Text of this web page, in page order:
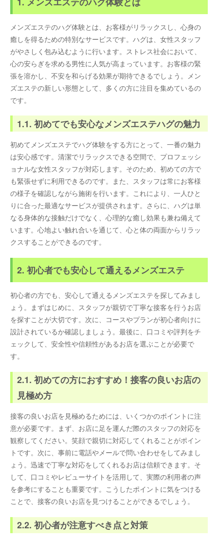
メンズエステのハグ体験とは、お客様がリラックスし、心身の
癒しを得るための特別なサービスです。ハグは、女性スタッフ
がやさしく包み込むように行います。ストレス社会において、
心の安らぎを求める男性に人気が高まっています。お客様の緊
張を溶かし、不安を和らげる効果が期待できるでしょう。メン
ズエステの新しい形態として、多くの方に注目を集めているの
です。
1.1. 初めてでも安心なメンズエステハグの魅力
初めてメンズエステでハグ体験をする方にとって、一番の魅力
は安心感です。清潔でリラックスできる空間で、プロフェッシ
ョナルな女性スタッフが対応します。そのため、初めての方で
も緊張せずに利用できるのです。また、スタッフは常にお客様
の様子を確認しながら施術を行います。これにより、一人ひと
りに合った最適なサービスが提供されます。さらに、ハグは単
なる身体的な接触だけでなく、心理的な癒し効果も兼ね備えて
います。心地よい触れ合いを通じて、心と体の両面からリラッ
クスすることができるのです。
2. 初心者でも安心して通えるメンズエステ
初心者の方でも、安心して通えるメンズエステを探してみまし
ょう。まずはじめに、スタッフが親切で丁寧な接客を行うお店
を探すことが大切です。次に、コースやプランが初心者向けに
設計されているか確認しましょう。最後に、口コミや評判をチ
ェックして、安全性や信頼性があるお店を選ぶことが必要で
す。
2.1. 初めての方におすすめ！接客の良いお店の
見極め方
接客の良いお店を見極めるためには、いくつかのポイントに注
意が必要です。まず、お店に足を運んだ際のスタッフの対応を
観察してください。笑顔で親切に対応してくれることがポイン
トです。次に、事前に電話やメールで問い合わせをしてみまし
ょう。迅速で丁寧な対応をしてくれるお店は信頼できます。そ
して、口コミやレビューサイトを活用して、実際の利用者の声
を参考にすることも重要です。こうしたポイントに気をつける
ことで、接客の良いお店を見つけることができるでしょう。
2.2. 初心者が注意すべき点と対策